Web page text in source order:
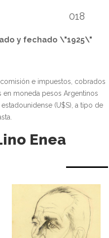
018
y fechado \"1925\"
e impuestos, cobrados
en moneda pesos Argentinos
(U$S), a tipo de
Enea